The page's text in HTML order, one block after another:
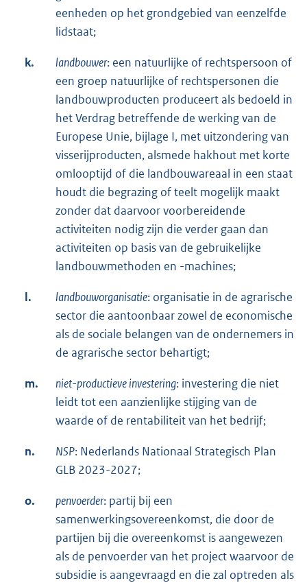
eenheden op het grondgebied van eenzelfde
lidstaat;
k. landbouwer: een natuurlijke of rechtspersoon of
een groep natuurlijke of rechtspersonen die
landbouwproducten produceert als bedoeld in
het Verdrag betreffende de werking van de
Europese Unie, bijlage I, met uitzondering van
visserijproducten, alsmede hakhout met korte
omlooptijd of die landbouwareaal in een staat
houdt die begrazing of teelt mogelijk maakt
zonder dat daarvoor voorbereidende
activiteiten nodig zijn die verder gaan dan
activiteiten op basis van de gebruikelijke
landbouwmethoden en -machines;
l. landbouworganisatie: organisatie in de agrarische
sector die aantoonbaar zowel de economische
als de sociale belangen van de ondernemers in
de agrarische sector behartigt;
m. niet-productieve investering: investering die niet
leidt tot een aanzienlijke stijging van de
waarde of de rentabiliteit van het bedrijf;
n. NSP: Nederlands Nationaal Strategisch Plan
GLB 2023-2027;
o. penvoerder: partij bij een
samenwerkingsovereenkomst, die door de
partijen bij die overeenkomst is aangewezen
als de penvoerder van het project waarvoor de
subsidie is aangevraagd en die zal optreden als